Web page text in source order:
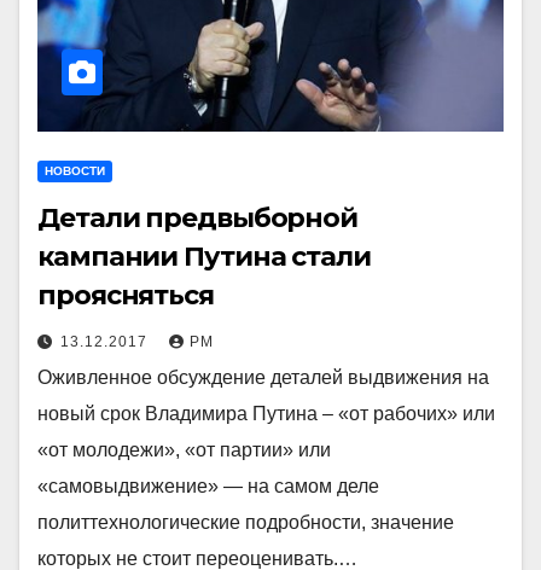
НОВОСТИ
Детали предвыборной
кампании Путина стали
проясняться
13.12.2017 РМ
Оживленное обсуждение деталей выдвижения на
новый срок Владимира Путина – «от рабочих» или
«от молодежи», «от партии» или
«самовыдвижение» — на самом деле
политтехнологические подробности, значение
которых не стоит переоценивать.…